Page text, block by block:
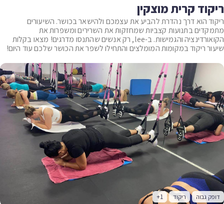
ריקוד קרית מוצקין
ריקוד הוא דרך נהדרת להביע את עצמכם ולהישאר בכושר. השיעורים
מתמקדים בתנועות קצביות שמחזקות את השרירים ומשפרות את
הקואורדינציה והגמישות. ב-lee, רק אנשים שהתנסו מדרגים! מצאו בקלות
שיעור ריקוד במקומות המומלצים והתחילו לשפר את הכושר שלכם עוד היום!
דופק גבוה ריקוד +1